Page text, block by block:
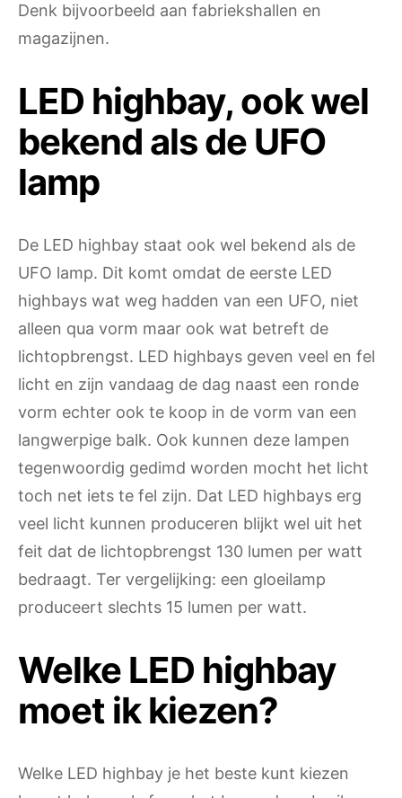
Denk bijvoorbeeld aan fabriekshallen en
magazijnen.
LED highbay, ook wel
bekend als de UFO
lamp
De LED highbay staat ook wel bekend als de
UFO lamp. Dit komt omdat de eerste LED
highbays wat weg hadden van een UFO, niet
alleen qua vorm maar ook wat betreft de
lichtopbrengst. LED highbays geven veel en fel
licht en zijn vandaag de dag naast een ronde
vorm echter ook te koop in de vorm van een
langwerpige balk. Ook kunnen deze lampen
tegenwoordig gedimd worden mocht het licht
toch net iets te fel zijn. Dat LED highbays erg
veel licht kunnen produceren blijkt wel uit het
feit dat de lichtopbrengst 130 lumen per watt
bedraagt. Ter vergelijking: een gloeilamp
produceert slechts 15 lumen per watt.
Welke LED highbay
moet ik kiezen?
Welke LED highbay je het beste kunt kiezen